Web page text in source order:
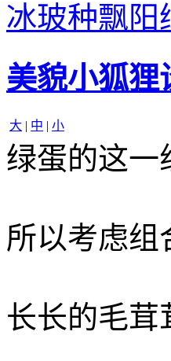
冰玻种飘阳
美貌小狐狸
大 | 中 | 小
绿蛋的这一
所以考虑组
长长的毛茸